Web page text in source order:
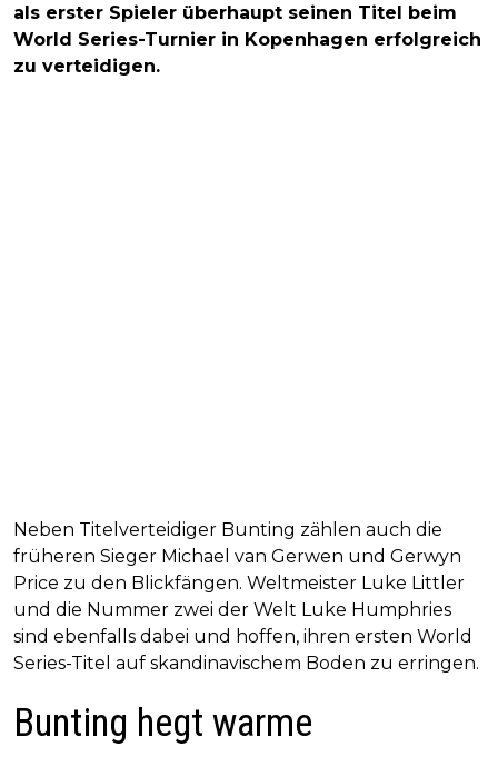
als erster Spieler überhaupt seinen Titel beim
World Series-Turnier in Kopenhagen erfolgreich
zu verteidigen.
Neben Titelverteidiger Bunting zählen auch die
früheren Sieger Michael van Gerwen und Gerwyn
Price zu den Blickfängen. Weltmeister Luke Littler
und die Nummer zwei der Welt Luke Humphries
sind ebenfalls dabei und hoffen, ihren ersten World
Series-Titel auf skandinavischem Boden zu erringen.
Bunting hegt warme